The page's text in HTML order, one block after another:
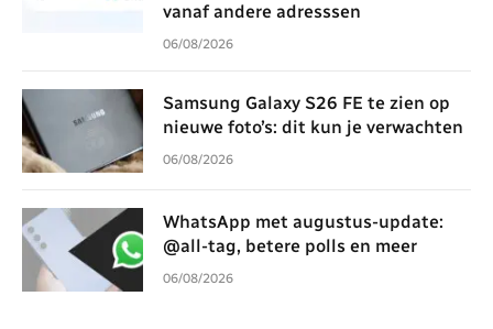
vanaf andere adresssen
06/08/2026
Samsung Galaxy S26 FE te zien op
nieuwe foto’s: dit kun je verwachten
06/08/2026
WhatsApp met augustus-update:
@all-tag, betere polls en meer
06/08/2026